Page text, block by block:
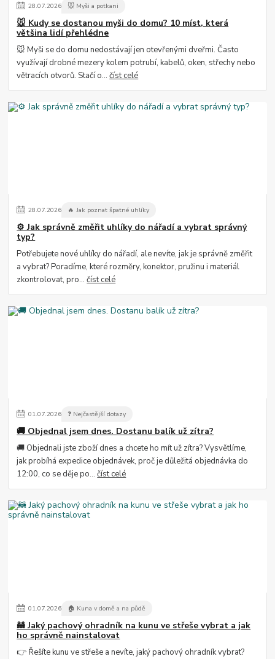
28.07.2026 🐭 Myši a potkani
🐭 Kudy se dostanou myši do domu? 10 míst, která
většina lidí přehlédne
🐭 Myši se do domu nedostávají jen otevřenými dveřmi. Často
využívají drobné mezery kolem potrubí, kabelů, oken, střechy nebo
větracích otvorů. Stačí o...číst celé
28.07.2026 🔥 Jak poznat špatné uhlíky
⚙️ Jak správně změřit uhlíky do nářadí a vybrat správný
typ?
Potřebujete nové uhlíky do nářadí, ale nevíte, jak je správně změřit
a vybrat? Poradíme, které rozměry, konektor, pružinu i materiál
zkontrolovat, pro...číst celé
01.07.2026 ❓ Nejčastější dotazy
🚚 Objednal jsem dnes. Dostanu balík už zítra?
🚚 Objednali jste zboží dnes a chcete ho mít už zítra? Vysvětlíme,
jak probíhá expedice objednávek, proč je důležitá objednávka do
12:00, co se děje po...číst celé
01.07.2026 🏠 Kuna v domě a na půdě
🦝 Jaký pachový ohradník na kunu ve střeše vybrat a jak
ho správně nainstalovat
👉 Řešíte kunu ve střeše a nevíte, jaký pachový ohradník vybrat?